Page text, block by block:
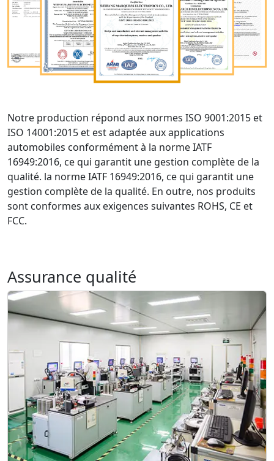
Notre production répond aux normes ISO 9001:2015 et
ISO 14001:2015 et est adaptée aux applications
automobiles conformément à la norme IATF
16949:2016, ce qui garantit une gestion complète de la
qualité. la norme IATF 16949:2016, ce qui garantit une
gestion complète de la qualité. En outre, nos produits
sont conformes aux exigences suivantes ROHS, CE et
FCC.
Assurance qualité